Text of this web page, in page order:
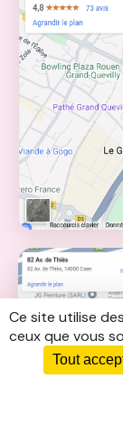
Ce site utilise
ceux que vous
Tout